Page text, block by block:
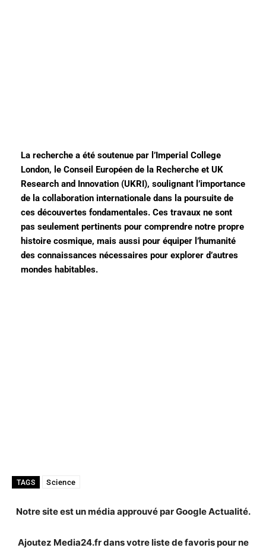
La recherche a été soutenue par l’Imperial College
London, le Conseil Européen de la Recherche et UK
Research and Innovation (UKRI), soulignant l’importance
de la collaboration internationale dans la poursuite de
ces découvertes fondamentales. Ces travaux ne sont
pas seulement pertinents pour comprendre notre propre
histoire cosmique, mais aussi pour équiper l’humanité
des connaissances nécessaires pour explorer d’autres
mondes habitables.
TAGS Science
Notre site est un média approuvé par Google Actualité.
Ajoutez Media24.fr dans votre liste de favoris pour ne